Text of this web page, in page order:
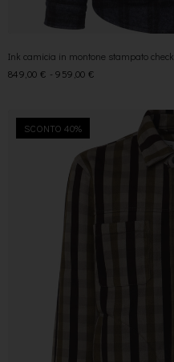
Ink camicia in montone stampato check
849,00 € - 959,00€
SCONTO 40%